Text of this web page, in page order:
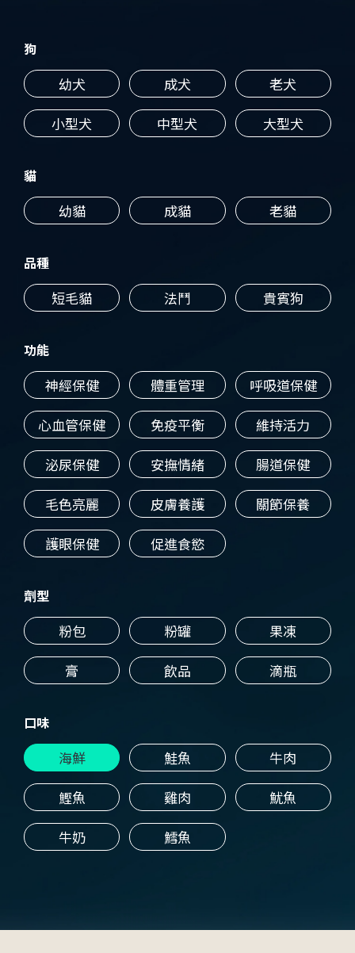
狗
幼犬 成犬
老犬
小型犬
中型犬 大型犬
貓
幼貓 成貓 老貓
品種
短毛貓 法鬥 貴賓狗
功能
神經保健 體重管理
呼吸道保健
心血管保健
免疫平衡
維持活力
泌尿保健
安撫情緒
腸道保健
毛色亮麗
皮膚養護
關節保養
護眼保健
促進食慾
劑型
粉包 粉罐
果凍
膏
飲品 滴瓶
口味
海鮮 鮭魚
牛肉
鰹魚
雞肉
魷魚
牛奶
鱈魚